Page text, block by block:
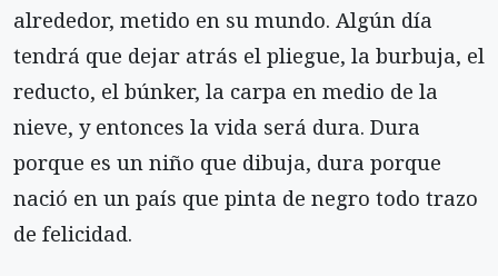
alrededor, metido en su mundo. Algún día
tendrá que dejar atrás el pliegue, la burbuja, el
reducto, el búnker, la carpa en medio de la
nieve, y entonces la vida será dura. Dura
porque es un niño que dibuja, dura porque
nació en un país que pinta de negro todo trazo
de felicidad.